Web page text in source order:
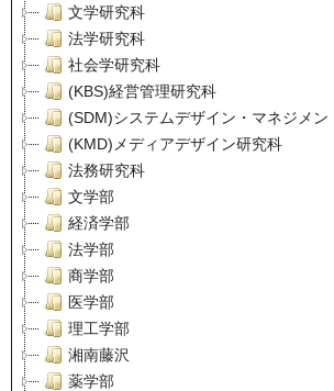
文学研究科
法学研究科
社会学研究科
(KBS)経営管理研究科
(SDM)システムデザイン・マネジメン
(KMD)メディアデザイン研究科
法務研究科
文学部
経済学部
法学部
商学部
医学部
理工学部
湘南藤沢
薬学部